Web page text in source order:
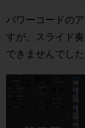
パワーコードの
すが、スライド
できませんでした